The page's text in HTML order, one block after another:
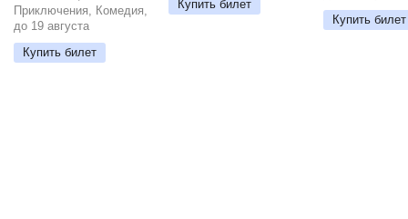
Приключения, Комедия,
до 19 августа
Купить билет
Купить билет
Купить билет